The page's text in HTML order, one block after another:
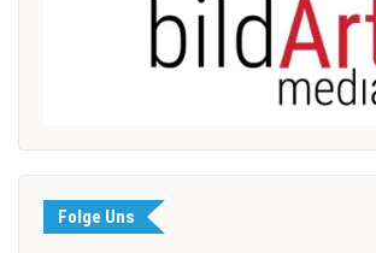
Folge Uns